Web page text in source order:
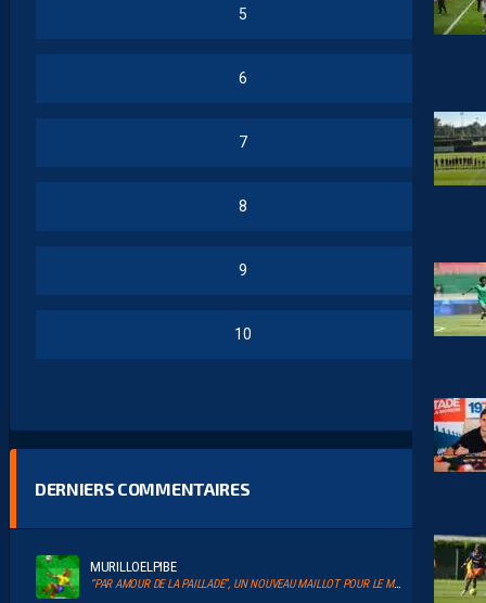
5
6
7
8
9
10
DERNIERS COMMENTAIRES
MURILLOELPIBE
“PAR AMOUR DE LA PAILLADE”, UN NOUVEAU MAILLOT POUR LE MHSC